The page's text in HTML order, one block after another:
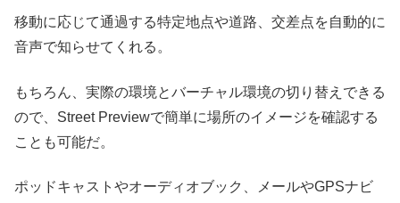
移動に応じて通過する特定地点や道路、交差点を自動的に
音声で知らせてくれる。
もちろん、実際の環境とバーチャル環境の切り替えできる
ので、Street Previewで簡単に場所のイメージを確認する
ことも可能だ。
ポッドキャストやオーディオブック、メールやGPSナビ